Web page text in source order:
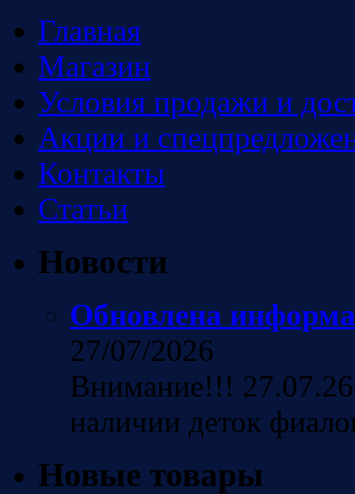
Главная
Магазин
Условия продажи и
Акции и
Контакты
Статьи
Новости
Обновлена
27/07/2026
Внимание!!!
наличии деток
Новые товары